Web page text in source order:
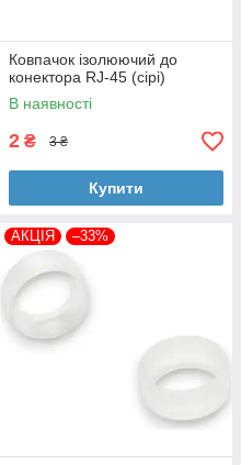
Ковпачок ізолюючий до
конектора RJ-45 (сірі)
В наявності
2 ₴ 3 ₴
Купити
АКЦІЯ –33%